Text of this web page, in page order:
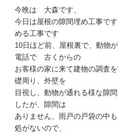
今晩は 大森です、
今日は屋根の隙間埋め工事で
める工事です
10日ほど前、屋根裏で、動物
電話で 古くからの
お客様の家に来て建物の調査
礎周り、外壁を
目視し、動物が通れる様な隙
したが、隙間は
ありません、雨戸の戸袋の中
処がないので、